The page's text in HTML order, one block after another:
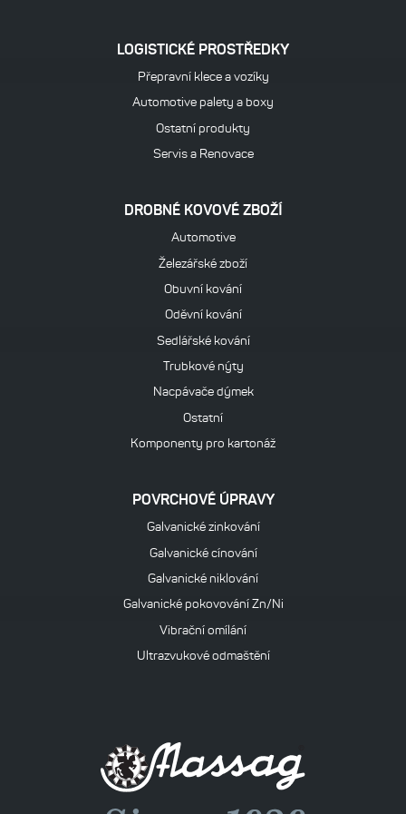
LOGISTICKÉ PROSTŘEDKY
Přepravní klece a vozíky
Automotive palety a boxy
Ostatní produkty
Servis a Renovace
DROBNÉ KOVOVÉ ZBOŽÍ
Automotive
Železářské zboží
Obuvní kování
Oděvní kování
Sedlářské kování
Trubkové nýty
Nacpávače dýmek
Ostatní
Komponenty pro kartonáž
POVRCHOVÉ ÚPRAVY
Galvanické zinkování
Galvanické cínování
Galvanické niklování
Galvanické pokovování Zn/Ni
Vibrační omílání
Ultrazvukové odmaštění